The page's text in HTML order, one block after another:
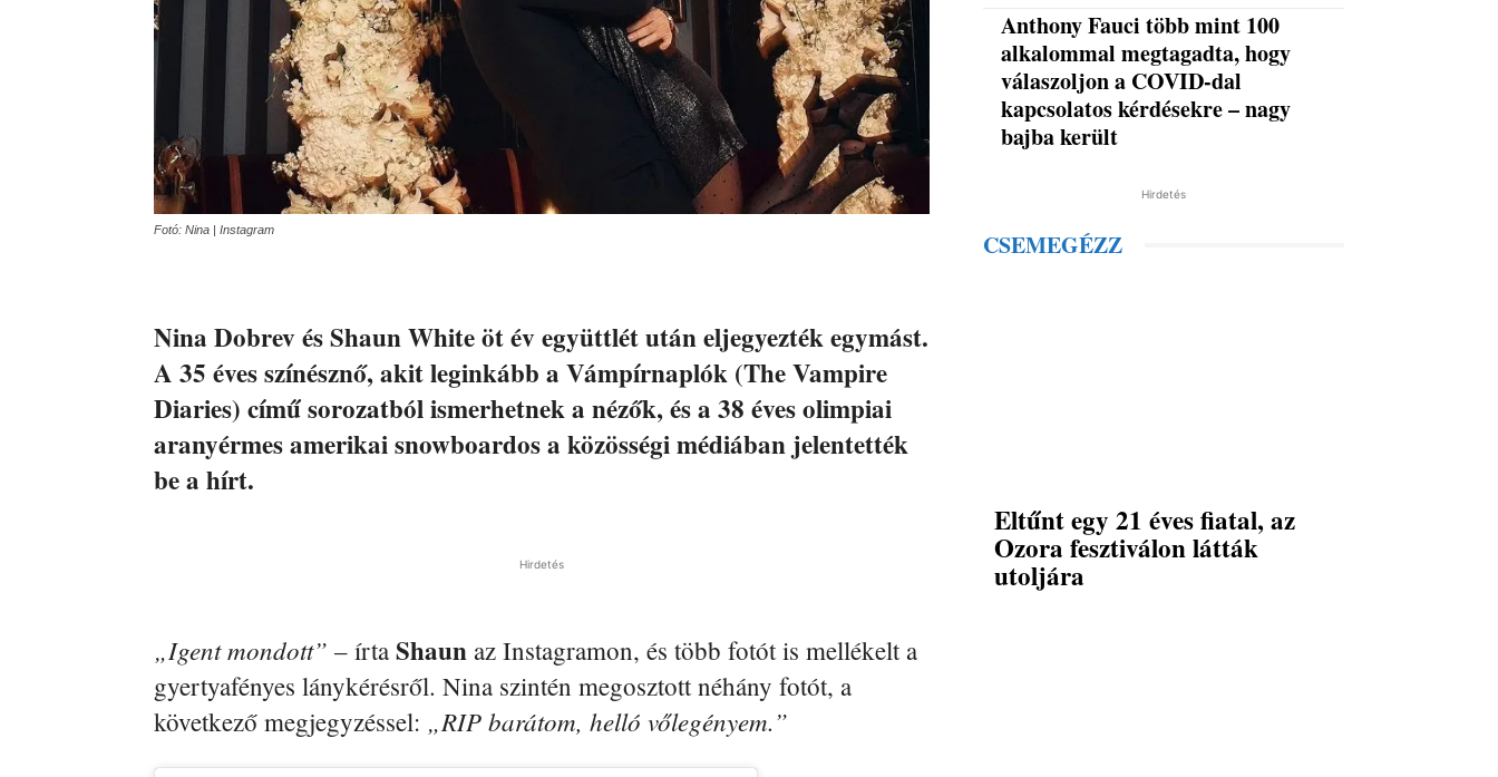
Fotó: Nina | Instagram
Nina Dobrev és Shaun White öt év együttlét után eljegyezték egymást.
A 35 éves színésznő, akit leginkább a Vámpírnaplók (The Vampire
Diaries) című sorozatból ismerhetnek a nézők, és a 38 éves olimpiai
aranyérmes amerikai snowboardos a közösségi médiában jelentették
be a hírt.
Hirdetés
„Igent mondott” – írta Shaun az Instagramon, és több fotót is mellékelt a
gyertyafényes lánykérésről. Nina szintén megosztott néhány fotót, a
következő megjegyzéssel: „RIP barátom, helló vőlegényem.”
Anthony Fauci több mint 100
alkalommal megtagadta, hogy
válaszoljon a COVID-dal
kapcsolatos kérdésekre – nagy
bajba került
Hirdetés
CSEMEGÉZZ
Eltűnt egy 21 éves fiatal, az
Ozora fesztiválon látták
utoljára